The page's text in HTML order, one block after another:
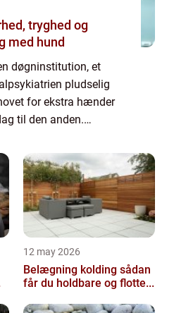
tryghed og
med hund
døgninstitution, et
pludselig
for ekstra hænder
til den anden.
eller nye beboere kan
12 may 2026
Belægning kolding sådan
får du holdbare og flotte...